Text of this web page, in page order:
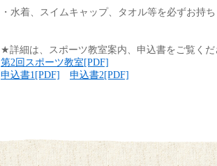
・水着、スイムキャップ、タオル等を必ずお持ち
★詳細は、スポーツ教室案内、申込書をご覧く
第2回スポーツ教室[PDF]
申込書1[PDF]
申込書2[PDF]